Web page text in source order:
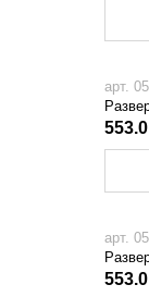
арт.
арт.